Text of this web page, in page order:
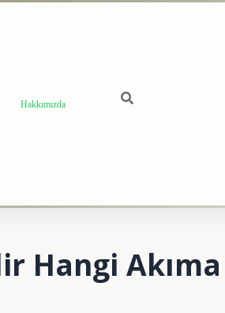
Hakkımızda
Hangi